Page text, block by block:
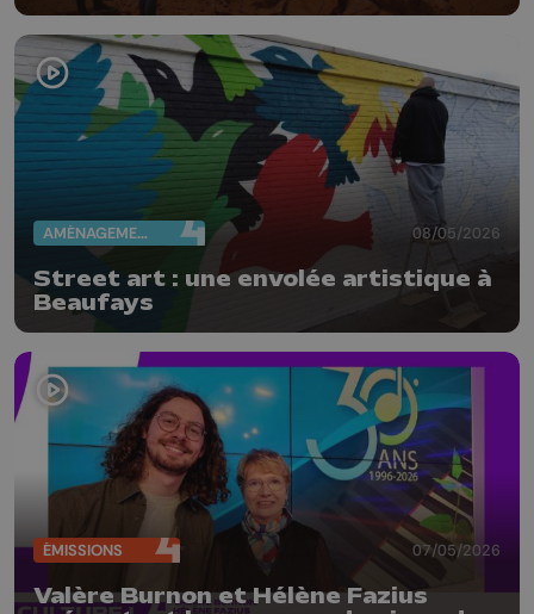
AMÉNAGEMENT DU TERRITOIRE 08/05/2026
Street art : une envolée artistique à
Beaufays
ÉMISSIONS 07/05/2026
Valère Burnon et Hélène Fazius